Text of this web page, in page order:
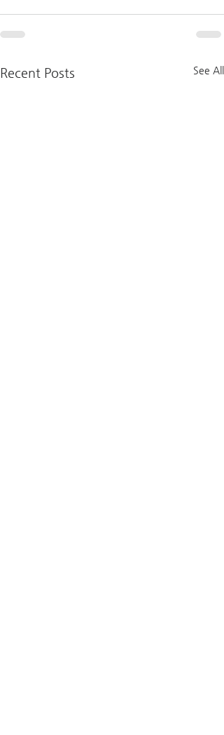
Recent Posts See All